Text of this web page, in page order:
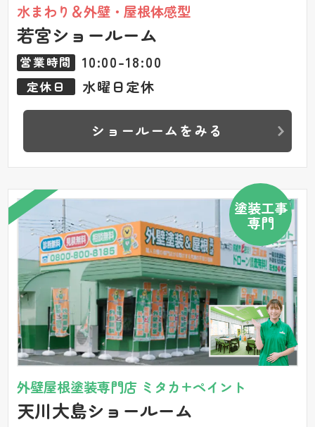
水まわり＆外壁・屋根体感型
若宮ショールーム
営業時間 10:00-18:00
定休日 水曜日定休
ショールームをみる
外壁屋根塗装専門店 ミタカ+ペイント
天川大島ショールーム
塗装工事
専門